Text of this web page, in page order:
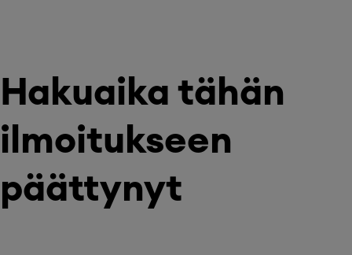
Hakuaika tähän
ilmoitukseen
päättynyt